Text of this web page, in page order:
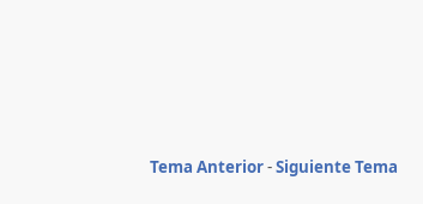
Tema Anterior-Siguiente Tema